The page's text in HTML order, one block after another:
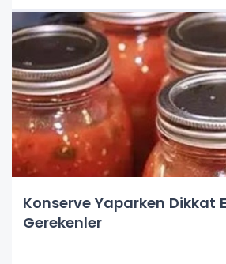
Konserve Yaparken Dikkat
Gerekenler